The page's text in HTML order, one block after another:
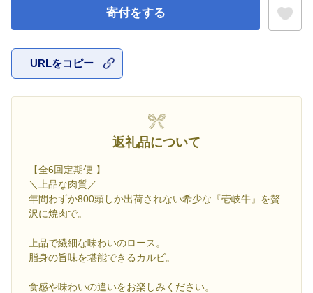
寄付をする
URLをコピー
返礼品について
【全6回定期便 】
＼上品な肉質／
年間わずか800頭しか出荷されない希少な『壱岐牛』を贅
沢に焼肉で。
上品で繊細な味わいのロース。
脂身の旨味を堪能できるカルビ。
食感や味わいの違いをお楽しみください。